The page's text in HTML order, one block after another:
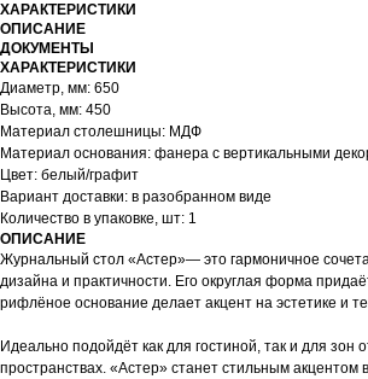
ХАРАКТЕРИСТИКИ
ОПИСАНИЕ
ДОКУМЕНТЫ
ХАРАКТЕРИСТИКИ
Диаметр, мм: 650
Высота, мм: 450
Материал столешницы: МДФ
Материал основания: фанера с вертикальными
Цвет: белый/графит
Вариант доставки: в разобранном виде
Количество в упаковке, шт: 1
ОПИСАНИЕ
Журнальный стол «Астер»— это гармоничное
дизайна и практичности. Его округлая форма
рифлёное основание делает акцент на эстетике и
Идеально подойдёт как для гостиной, так и для зон
пространствах. «Астер» станет стильным